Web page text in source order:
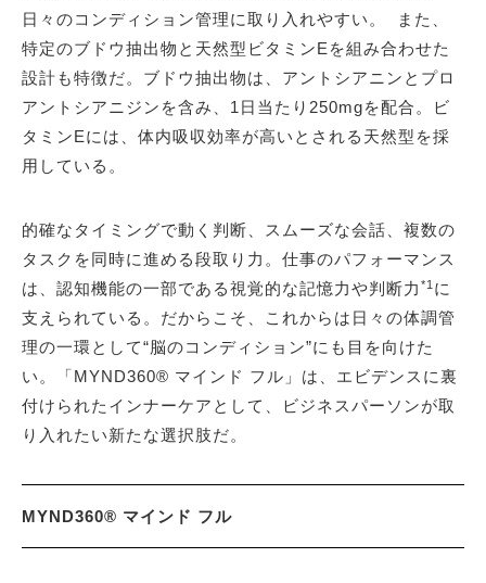
日々のコンディション管理に取り入れやすい。 また、
特定のブドウ抽出物と天然型ビタミンEを組み合わせた
設計も特徴だ。ブドウ抽出物は、アントシアニンとプロ
アントシアニジンを含み、1日当たり250mgを配合。ビ
タミンEには、体内吸収効率が高いとされる天然型を採
用している。
的確なタイミングで動く判断、スムーズな会話、複数の
タスクを同時に進める段取り力。仕事のパフォーマンス
は、認知機能の一部である視覚的な記憶力や判断力 *1 に
支えられている。だからこそ、これからは日々の体調管
理の一環として“脳のコンディション”にも目を向けた
い。「MYND360® マインド フル」は、エビデンスに裏
付けられたインナーケアとして、ビジネスパーソンが取
り入れたい新たな選択肢だ。
MYND360® マインド フル